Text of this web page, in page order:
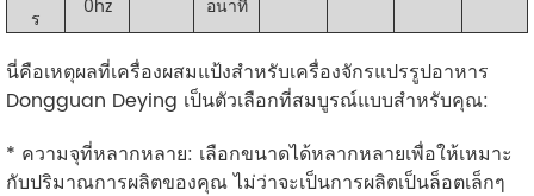
ร
0hz
อนาที
นี่คือเหตุผลที่เครื่องผสมแป้งสำหรับเครื่องจักรแปรรูปอาหาร
Dongguan Deying เป็นตัวเลือกที่สมบูรณ์แบบสำหรับคุณ:
* ความจุที่หลากหลาย: เลือกขนาดได้หลากหลายเพื่อให้เหมาะ
กับปริมาณการผลิตของคุณ ไม่ว่าจะเป็นการผลิตเป็นล็อตเล็กๆ